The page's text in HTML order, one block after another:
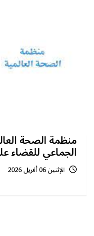
منظمة الصحة
الجماعي للقضاء
الإثنين 06 أفريل 2026